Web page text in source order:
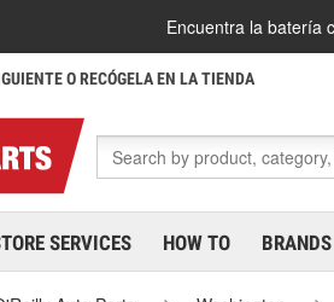
Encuentra la batería
O RECÓGELA EN LA TIENDA
SERVICES HOW TO BRANDS